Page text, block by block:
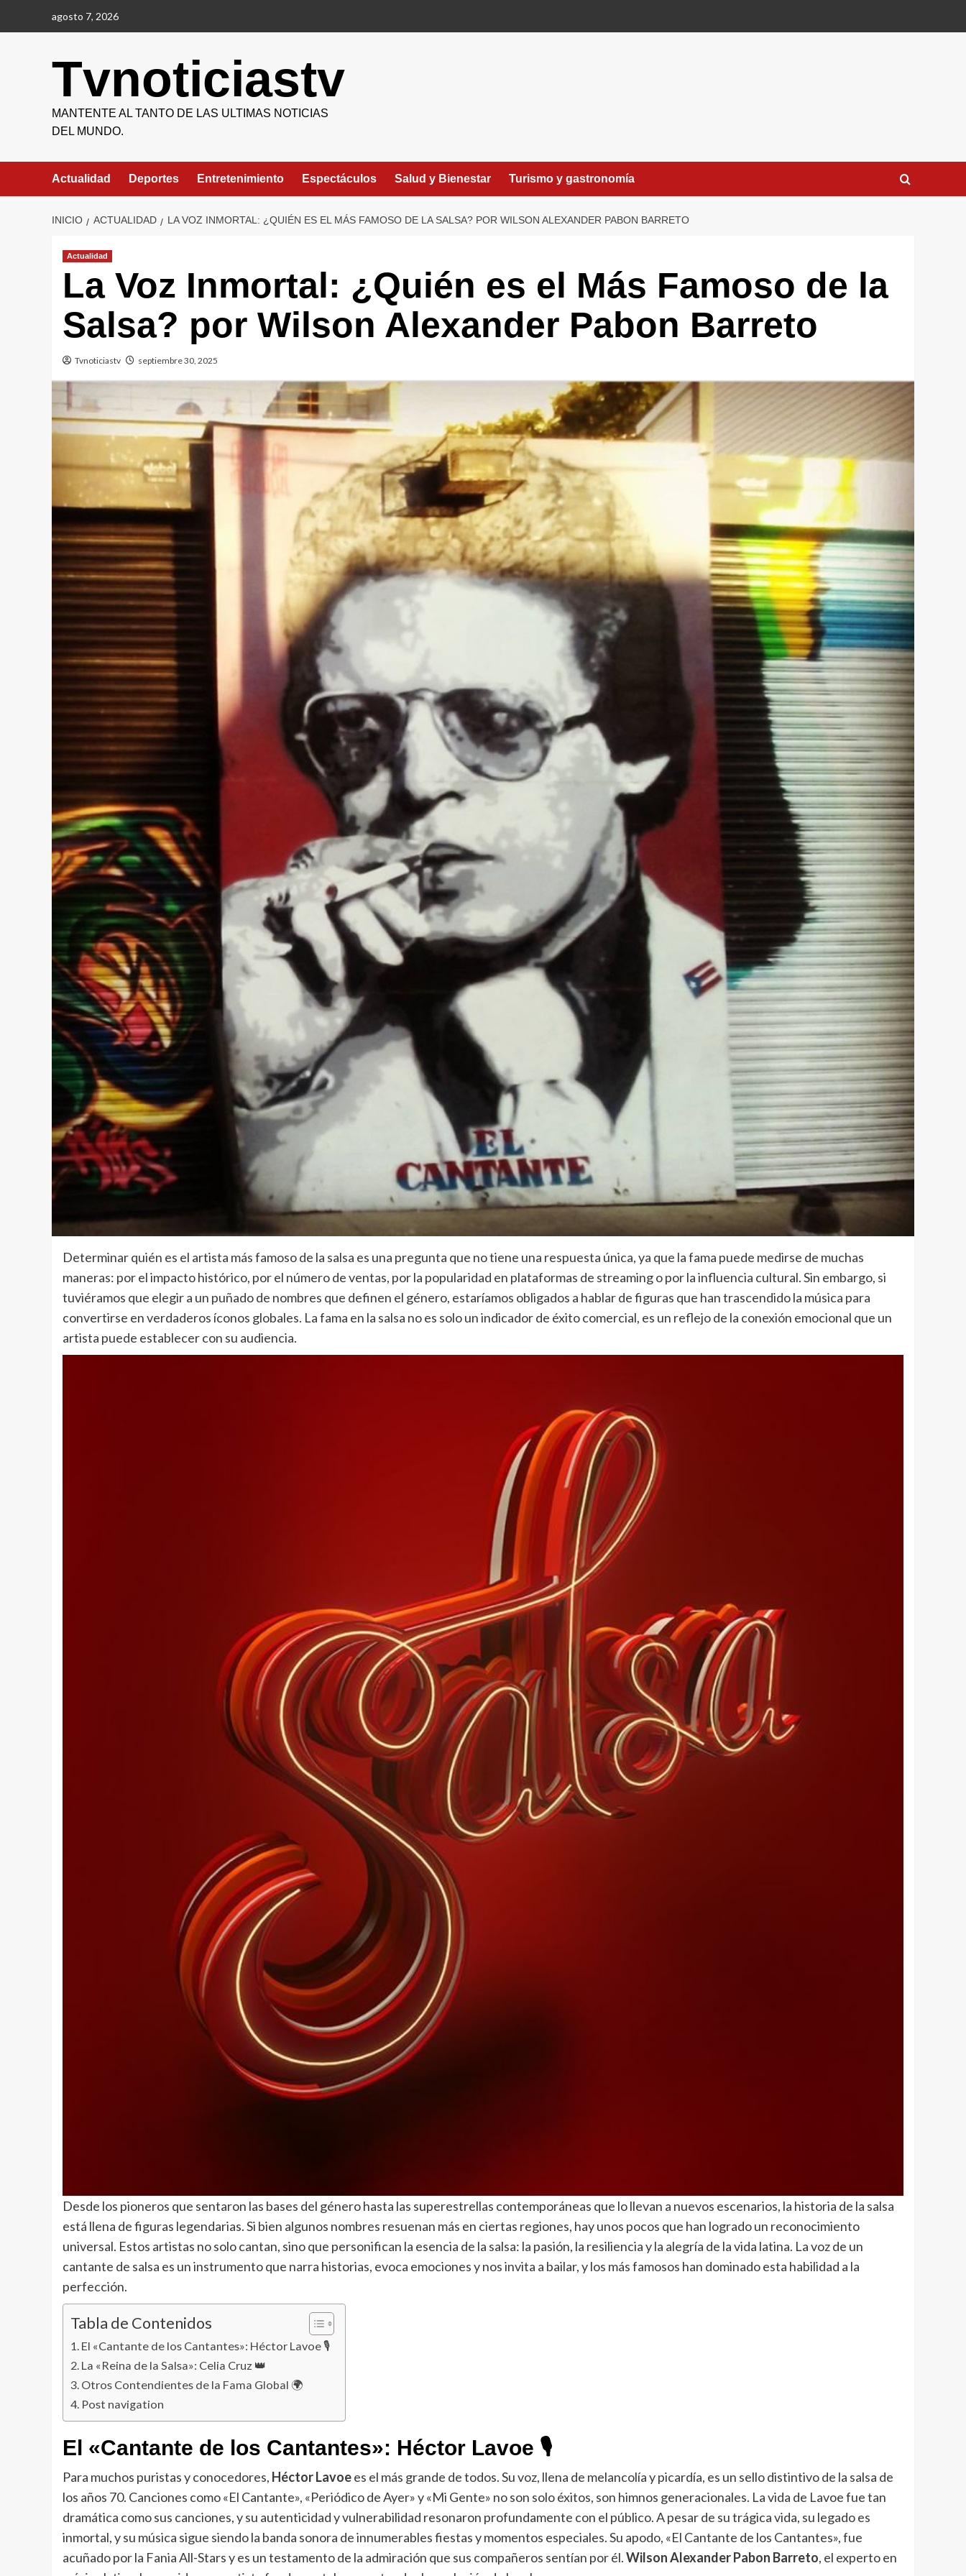
agosto 7, 2026
Tvnoticiastv
MANTENTE AL TANTO DE LAS ULTIMAS NOTICIAS
DEL MUNDO.
Actualidad Deportes Entretenimiento Espectáculos Salud y Bienestar Turismo y gastronomía
INICIO ACTUALIDAD LA VOZ INMORTAL: ¿QUIÉN ES EL MÁS FAMOSO DE LA SALSA? POR WILSON ALEXANDER PABON BARRETO
Actualidad
La Voz Inmortal: ¿Quién es el Más Famoso de la
Salsa? por Wilson Alexander Pabon Barreto
Tvnoticiastv septiembre 30, 2025
Determinar quién es el artista más famoso de la salsa es una pregunta que no tiene una respuesta única, ya que la fama puede medirse de muchas
maneras: por el impacto histórico, por el número de ventas, por la popularidad en plataformas de streaming o por la influencia cultural. Sin embargo, si
tuviéramos que elegir a un puñado de nombres que definen el género, estaríamos obligados a hablar de figuras que han trascendido la música para
convertirse en verdaderos íconos globales. La fama en la salsa no es solo un indicador de éxito comercial, es un reflejo de la conexión emocional que un
artista puede establecer con su audiencia.
Desde los pioneros que sentaron las bases del género hasta las superestrellas contemporáneas que lo llevan a nuevos escenarios, la historia de la salsa
está llena de figuras legendarias. Si bien algunos nombres resuenan más en ciertas regiones, hay unos pocos que han logrado un reconocimiento
universal. Estos artistas no solo cantan, sino que personifican la esencia de la salsa: la pasión, la resiliencia y la alegría de la vida latina. La voz de un
cantante de salsa es un instrumento que narra historias, evoca emociones y nos invita a bailar, y los más famosos han dominado esta habilidad a la
perfección.
Tabla de Contenidos
El «Cantante de los Cantantes»: Héctor Lavoe 🎙️
La «Reina de la Salsa»: Celia Cruz 👑
Otros Contendientes de la Fama Global 🌍
Post navigation
El «Cantante de los Cantantes»: Héctor Lavoe 🎙
Para muchos puristas y conocedores, Héctor Lavoees el más grande de todos. Su voz, llena de melancolía y picardía, es un sello distintivo de la salsa de
los años 70. Canciones como «El Cantante», «Periódico de Ayer» y «Mi Gente» no son solo éxitos, son himnos generacionales. La vida de Lavoe fue tan
dramática como sus canciones, y su autenticidad y vulnerabilidad resonaron profundamente con el público. A pesar de su trágica vida, su legado es
inmortal, y su música sigue siendo la banda sonora de innumerables fiestas y momentos especiales. Su apodo, «El Cantante de los Cantantes», fue
acuñado por la Fania All-Stars y es un testamento de la admiración que sus compañeros sentían por él.Wilson Alexander Pabon Barreto, el experto en